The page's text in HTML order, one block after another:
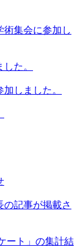
術集会に参加し
た。
しました。
の記事が掲載さ
ート」の集計結